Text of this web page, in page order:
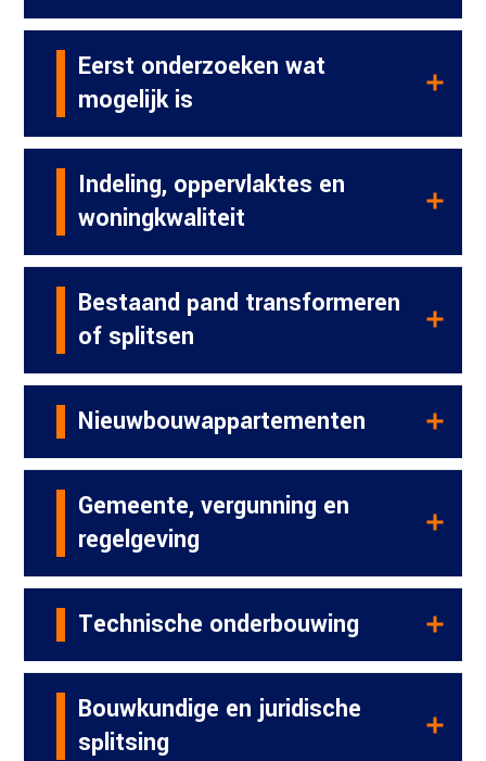
Eerst onderzoeken wat
mogelijk is
Indeling, oppervlaktes en
woningkwaliteit
Bestaand pand transformeren
of splitsen
Nieuwbouwappartementen
Gemeente, vergunning en
regelgeving
Technische onderbouwing
Bouwkundige en juridische
splitsing